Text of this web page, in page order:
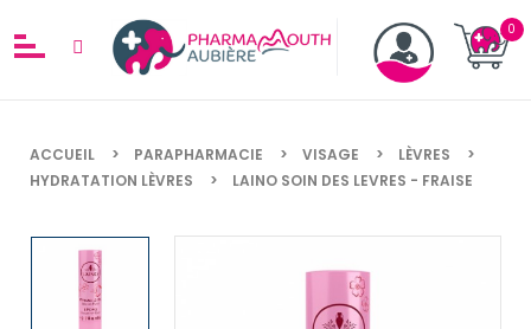
ACCUEIL PARAPHARMACIE VISAGE
LÈVRES
HYDRATATION LÈVRES
LAINO SOIN DES LEVRES - FRAISE